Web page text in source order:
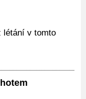
létání v tomto